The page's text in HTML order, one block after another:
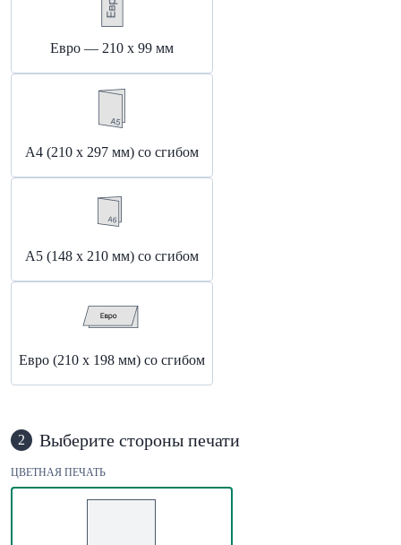
Евро — 210 х 99 мм
А4 (210 х 297 мм) со сгибом
А5 (148 x 210 мм) со сгибом
Евро (210 x 198 мм) со сгибом
2 Выберите стороны печати
ЦВЕТНАЯ ПЕЧАТЬ